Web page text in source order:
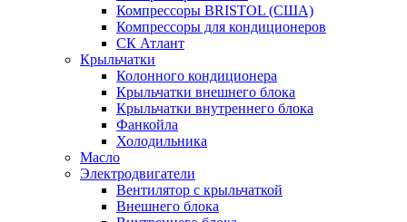
Компрессоры BRISTOL (США)
Компрессоры для кондиционеров
СК Атлант
Крыльчатки
Колонного кондиционера
Крыльчатки внешнего блока
Крыльчатки внутреннего блока
Фанкойла
Холодильника
Масло
Электродвигатели
Вентилятор с крыльчаткой
Внешнего блока